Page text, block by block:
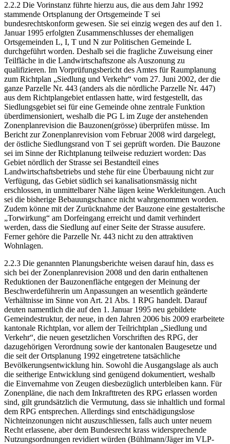
2.2.2 Die Vorinstanz führte hierzu aus, die aus dem Jahr 1992
stammende Ortsplanung der Ortsgemeinde T sei
bundesrechtskonform gewesen. Sie sei einzig wegen des auf den 1.
Januar 1995 erfolgten Zusammenschlusses der ehemaligen
Ortsgemeinden L, I, T und N zur Politischen Gemeinde L
durchgeführt worden. Deshalb sei die fragliche Zuweisung einer
Teilfläche in die Landwirtschaftszone als Auszonung zu
qualifizieren. Im Vorprüfungsbericht des Amtes für Raumplanung
zum Richtplan „Siedlung und Verkehr“ vom 27. Juni 2002, der die
ganze Parzelle Nr. 443 (anders als die nördliche Parzelle Nr. 447)
aus dem Richtplangebiet entlassen hatte, wird festgestellt, das
Siedlungsgebiet sei für eine Gemeinde ohne zentrale Funktion
überdimensioniert, weshalb die PG L im Zuge der anstehenden
Zonenplanrevision die Bauzonen(grösse) überprüfen müsse. Im
Bericht zur Zonenplanrevision vom Februar 2008 wird dargelegt,
der östliche Siedlungsrand von T sei geprüft worden. Die Bauzone
sei im Sinne der Richtplanung teilweise reduziert worden: Das
Gebiet nördlich der Strasse sei Bestandteil eines
Landwirtschaftsbetriebs und stehe für eine Überbauung nicht zur
Verfügung, das Gebiet südlich sei kanalisationsmässig nicht
erschlossen, in unmittelbarer Nähe lägen keine Werkleitungen. Auch
sei die bisherige Bebauungschance nicht wahrgenommen worden.
Zudem könne mit der Zurücknahme der Bauzone eine gestalterische
„Torwirkung“ am Dorfeingang erreicht und damit verhindert
werden, dass die Siedlung auf einer Seite der Strasse ausufere.
Ferner gehöre die Parzelle Nr. 443 nicht zu den attraktiven
Wohnlagen.
2.2.3 Die genannten Planungsberichte weisen darauf hin, dass es
sich bei der Zonenplanrevision 2008 und den darin enthaltenen
Reduktionen der Bauzonenfläche entgegen der Meinung der
Beschwerdeführerin um Anpassungen an wesentlich geänderte
Verhältnisse im Sinne von Art. 21 Abs. 1 RPG handelt. Darauf
deuten namentlich die auf den 1. Januar 1995 neu gebildete
Gemeindestruktur, der neue, in den Jahren 2006 bis 2009 erarbeitete
kantonale Richtplan, vor allem der Teilrichtplan „Siedlung und
Verkehr“, die neuen gesetzlichen Vorschriften des RPG, der
dazugehörigen Verordnung sowie der kantonalen Baugesetze und
die seit der Ortsplanung 1992 eingetretene tatsächliche
Bevölkerungsentwicklung hin. Sowohl die Ausgangslage als auch
die seitherige Entwicklung sind genügend dokumentiert, weshalb
die Einvernahme von Zeugen diesbezüglich unterbleiben kann. Für
Zonenpläne, die nach dem Inkrafttreten des RPG erlassen worden
sind, gilt grundsätzlich die Vermutung, dass sie inhaltlich und formal
dem RPG entsprechen. Allerdings sind entschädigungslose
Nichteinzonungen nicht auszuschliessen, falls auch unter neuem
Recht erlassene, aber dem Bundesrecht krass widersprechende
Nutzungsordnungen revidiert würden (Bühlmann/Jäger im VLP-